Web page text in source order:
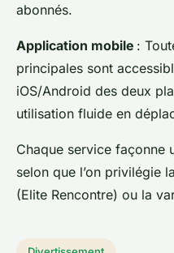
abonnés.
Application mobile :
principales sont
iOS/Android des deux
utilisation fluide en
Chaque service façonne
selon que l’on privilégie
(Elite Rencontre) ou la